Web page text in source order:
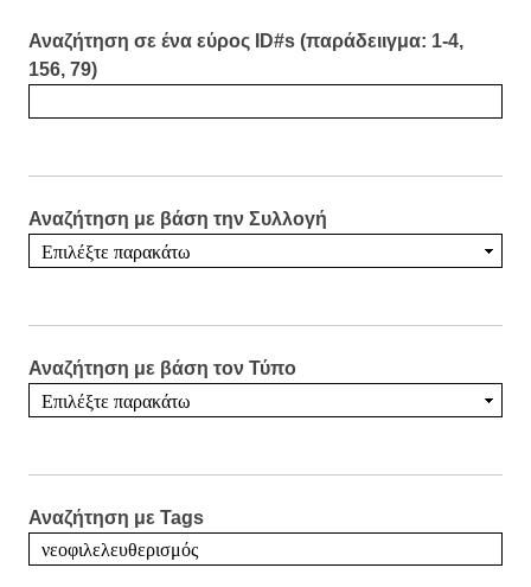
Αναζήτηση σε ένα εύρος ID#s (παράδειιγμα: 1-4,
156, 79)
Αναζήτηση με βάση την Συλλογή
Αναζήτηση με βάση τον Τύπο
Αναζήτηση με Tags